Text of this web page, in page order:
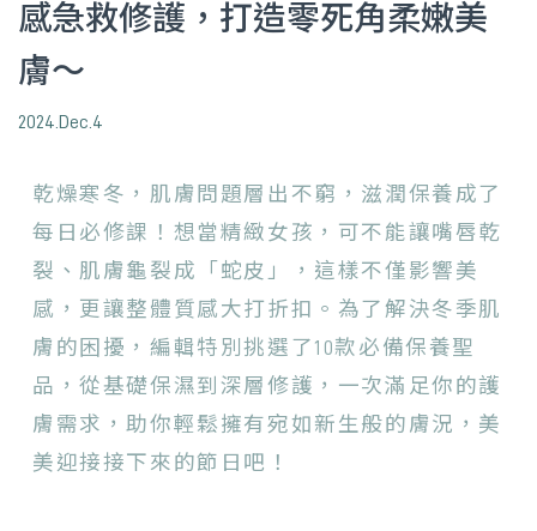
感急救修護，打造零死角柔嫩美
膚～
2024.Dec.4
乾燥寒冬，肌膚問題層出不窮，滋潤保養成了
每日必修課！想當精緻女孩，可不能讓嘴唇乾
裂、肌膚龜裂成「蛇皮」，這樣不僅影響美
感，更讓整體質感大打折扣。為了解決冬季肌
膚的困擾，編輯特別挑選了10款必備保養聖
品，從基礎保濕到深層修護，一次滿足你的護
膚需求，助你輕鬆擁有宛如新生般的膚況，美
美迎接接下來的節日吧！